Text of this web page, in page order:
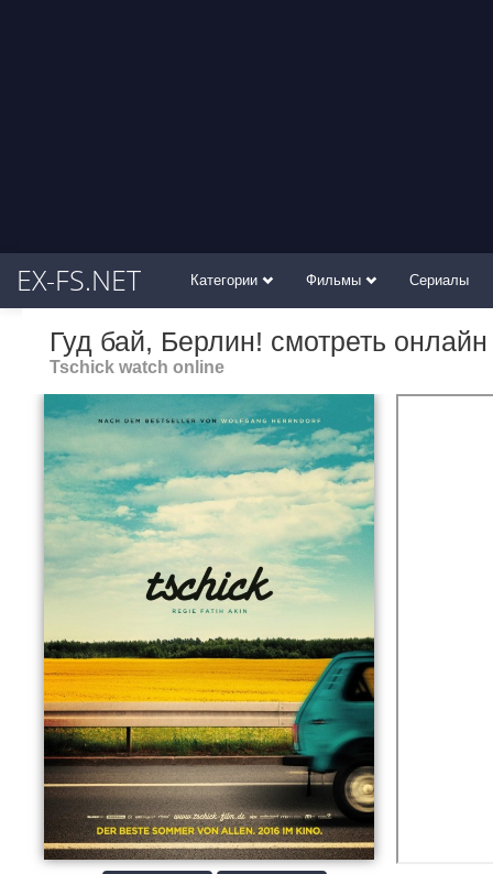
EX-FS.NET Категории Фильмы Сериалы
Гуд бай, Берлин! смотреть онлайн
Tschick watch online